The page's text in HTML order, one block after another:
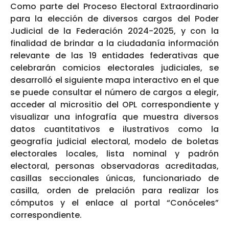
Como parte del Proceso Electoral Extraordinario
para la elección de diversos cargos del Poder
Judicial de la Federación 2024-2025, y con la
finalidad de brindar a la ciudadanía información
relevante de las 19 entidades federativas que
celebrarán comicios electorales judiciales, se
desarrolló el siguiente mapa interactivo en el que
se puede consultar el número de cargos a elegir,
acceder al micrositio del OPL correspondiente y
visualizar una infografía que muestra diversos
datos cuantitativos e ilustrativos como la
geografía judicial electoral, modelo de boletas
electorales locales, lista nominal y padrón
electoral, personas observadoras acreditadas,
casillas seccionales únicas, funcionariado de
casilla, orden de prelación para realizar los
cómputos y el enlace al portal “Conóceles”
correspondiente.